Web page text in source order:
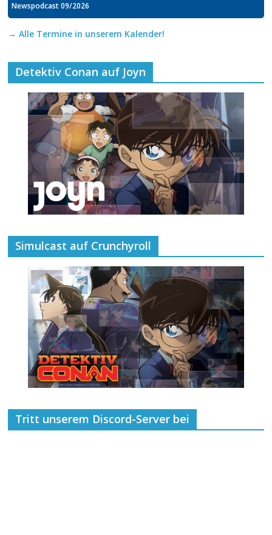
Newspodcast 09/2026
→ Alle Termine in unserem Kalender!
Detektiv Conan auf Joyn
Simulcast auf Crunchyroll
Tritt unserem Discord-Server bei